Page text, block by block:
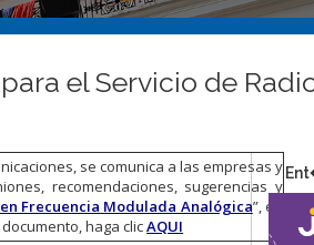
el Servicio de
se comunica a las empresas y
recomendaciones, sugerencias y
Frecuencia Modulada Analógica”, en
haga clicAQUI